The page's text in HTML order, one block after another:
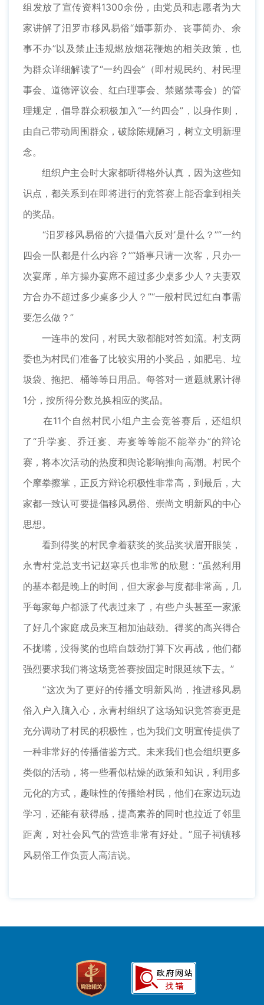
组发放了宣传资料1300余份，由党员和志愿者为大
家讲解了汨罗市移风易俗“婚事新办、丧事简办、余
事不办”以及禁止违规燃放烟花鞭炮的相关政策，也
为群众详细解读了“一约四会”（即村规民约、村民理
事会、道德评议会、红白理事会、禁赌禁毒会）的管
理规定，倡导群众积极加入“一约四会”，以身作则，
由自己带动周围群众，破除陈规陋习，树立文明新理
念。
组织户主会时大家都听得格外认真，因为这些知
识点，都关系到在即将进行的竞答赛上能否拿到相关
的奖品。
“汨罗移风易俗的‘六提倡六反对’是什么？”“一约
四会一队都是什么内容？”“婚事只请一次客，只办一
次宴席，单方操办宴席不超过多少桌多少人？夫妻双
方合办不超过多少桌多少人？”“一般村民过红白事需
要怎么做？”
一连串的发问，村民大致都能对答如流。村支两
委也为村民们准备了比较实用的小奖品，如肥皂、垃
圾袋、拖把、桶等等日用品。每答对一道题就累计得
1分，按所得分数兑换相应的奖品。
在11个自然村民小组户主会竞答赛后，还组织
了“升学宴、乔迁宴、寿宴等等能不能举办”的辩论
赛，将本次活动的热度和舆论影响推向高潮。村民个
个摩拳擦掌，正反方辩论积极性非常高，到最后，大
家都一致认可要提倡移风易俗、崇尚文明新风的中心
思想。
看到得奖的村民拿着获奖的奖品奖状眉开眼笑，
永青村党总支书记赵寒兵也非常的欣慰：“虽然利用
的基本都是晚上的时间，但大家参与度都非常高，几
乎每家每户都派了代表过来了，有些户头甚至一家派
了好几个家庭成员来互相加油鼓劲。得奖的高兴得合
不拢嘴，没得奖的也暗自鼓劲打算下次再战，他们都
强烈要求我们将这场竞答赛按固定时限延续下去。”
“这次为了更好的传播文明新风尚，推进移风易
俗入户入脑入心，永青村组织了这场知识竞答赛更是
充分调动了村民的积极性，也为我们文明宣传提供了
一种非常好的传播借鉴方式。未来我们也会组织更多
类似的活动，将一些看似枯燥的政策和知识，利用多
元化的方式，趣味性的传播给村民，他们在家边玩边
学习，还能有获得感，提高素养的同时也拉近了邻里
距离，对社会风气的营造非常有好处。”屈子祠镇移
风易俗工作负责人高洁说。